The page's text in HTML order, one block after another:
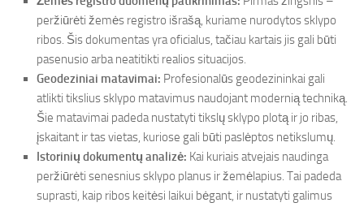
peržiūrėti žemės registro išrašą, kuriame nurodytos sklypo
ribos. Šis dokumentas yra oficialus, tačiau kartais jis gali būti
pasenusio arba neatitikti realios situacijos.
Geodeziniai matavimai: Profesionalūs geodezininkai gali
atlikti tikslius sklypo matavimus naudojant modernią techniką.
Šie matavimai padeda nustatyti tikslų sklypo plotą ir jo ribas,
įskaitant ir tas vietas, kuriose gali būti paslėptos netikslumų.
Istorinių dokumentų analizė: Kai kuriais atvejais naudinga
peržiūrėti senesnius sklypo planus ir žemėlapius. Tai padeda
suprasti, kaip ribos keitėsi laikui bėgant, ir nustatyti galimus